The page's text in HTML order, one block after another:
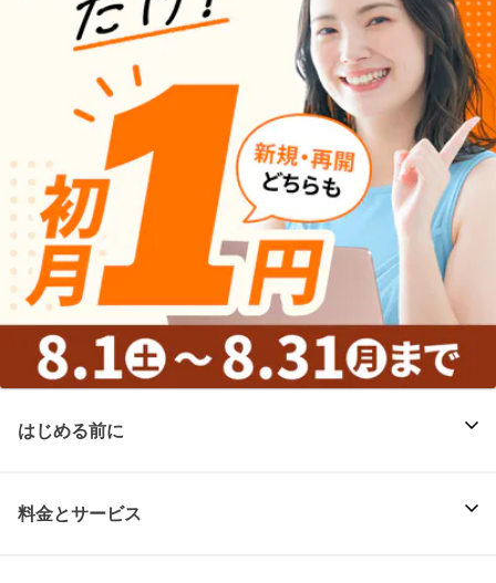
はじめる前に
料金とサービス